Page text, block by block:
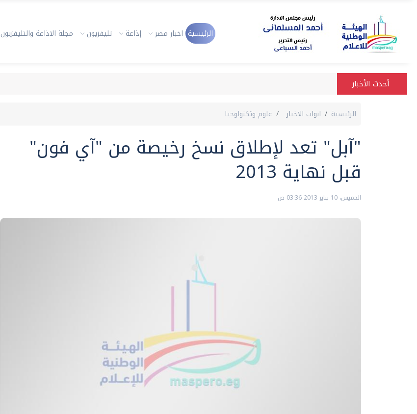
الرئيسية اخبار مصر إذاعة تليفزيون مجلة الاذاعة والتليفزيون
أحدث الأخبار
الرئيسية ابواب الاخبار علوم وتكنولوجيا
"آبل" تعد لإطلاق نسخ رخيصة من "آي فون"
قبل نهاية 2013
الخميس، 10 يناير 2013 03:36 ص